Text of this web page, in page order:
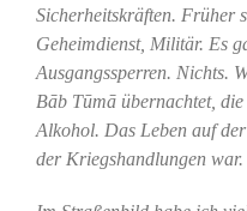
Sicherheitskräften. Früher
Geheimdienst, Militär. Es
Ausgangssperren. Nichts.
Bāb Tūmā übernachtet,
Alkohol. Das Leben auf
der Kriegshandlungen war.